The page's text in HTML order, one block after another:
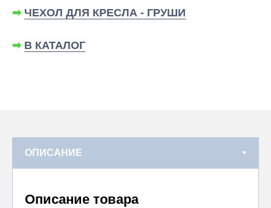
➡ ЧЕХОЛ ДЛЯ КРЕСЛА - ГРУШИ
➡ В КАТАЛОГ
Описание товара